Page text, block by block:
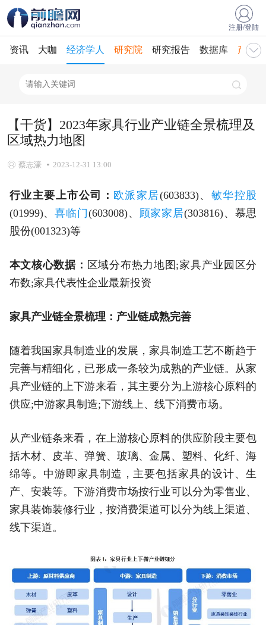
注册/登陆
资讯 大咖 经济学人 研究院 研究报告 数据库 产业
【干货】2023年家具行业产业链全景梳理及
区域热力地图
蔡志濠 2023-12-31 13:00
行业主要上市公司： 欧派家居(603833)、 敏华控股
(01999)、喜临门(603008)、 顾家家居(303816)、慕思
股份(001323)等
本文核心数据： 区域分布热力地图;家具产业园区分
布数;家具代表性企业最新投资
家具产业链全景梳理：产业链成熟完善
随着我国家具制造业的发展，家具制造工艺不断趋于
完善与精细化，已形成一条较为成熟的产业链。从家
具产业链的上下游来看，其主要分为上游核心原料的
供应;中游家具制造;下游线上、线下消费市场。
从产业链条来看，在上游核心原料的供应阶段主要包
括木材、皮革、弹簧、玻璃、金属、塑料、化纤、海
绵等。中游即家具制造，主要包括家具的设计、生
产、安装等。下游消费市场按行业可以分为零售业、
家具装饰装修行业，按消费渠道可以分为线上渠道、
线下渠道。